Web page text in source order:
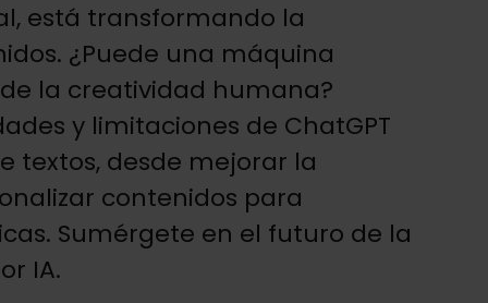
está transformando la
¿Puede una máquina
la creatividad humana?
y limitaciones de ChatGPT
textos, desde mejorar la
contenidos para
Sumérgete en el futuro de la
IA.